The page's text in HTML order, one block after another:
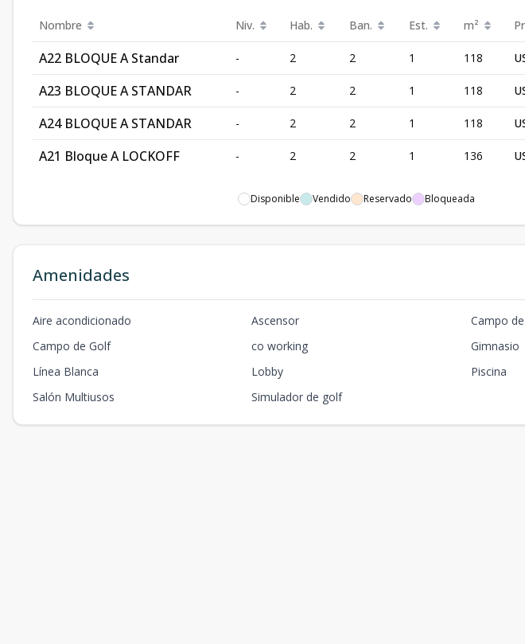
Nombre Niv. Hab. Ban. Est. m²
A22 BLOQUE A Standar - 2 2 1 118
A23 BLOQUE A STANDAR - 2 2 1 118
A24 BLOQUE A STANDAR - 2 2 1 118
A21 Bloque A LOCKOFF - 2 2 1 136
Disponible Vendido Reservado Bloqueada
Amenidades
Aire acondicionado Ascensor
Campo
Campo de Golf
co working
Gimnasio
Línea Blanca
Lobby
Piscina
Salón Multiusos
Simulador de golf